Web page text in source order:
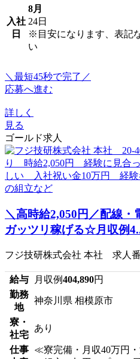
入社
日
8月
24日
※目安になります、表記
い
＼最短45秒で完了／
応募へ進む
詳しく
見る
ゴールド求人
＼高時給2,050円／配線
ガッツリ稼げる☆月収例
フジ技研株式会社 本社 求人番
給与 月収例404,890円
勤務
地
神奈川県 相模原市
寮・
社宅
あり
仕事 ≪寮完備・月収40万円